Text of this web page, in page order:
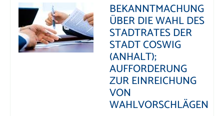
BEKANNTMACHUNG
ÜBER DIE WAHL DES
STADTRATES DER
STADT COSWIG
(ANHALT);
AUFFORDERUNG
ZUR EINREICHUNG
VON
WAHLVORSCHLÄGEN